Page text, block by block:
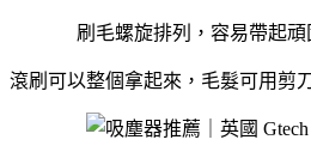
刷毛螺旋排列，容易帶起
滾刷可以整個拿起來，毛髮可用剪